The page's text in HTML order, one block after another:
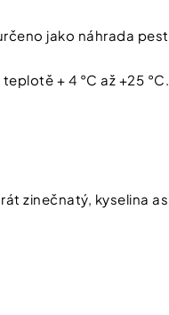
jako náhrada
+ 4 °C až +25 °C.
zinečnatý, kyselina